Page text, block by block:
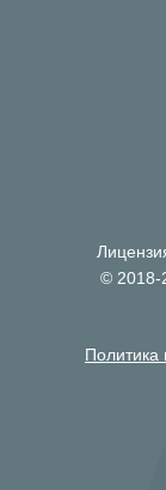
©
Политика